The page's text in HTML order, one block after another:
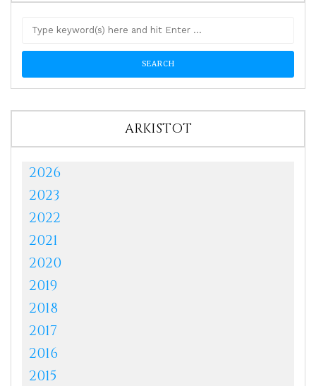
ARKISTOT
2026
2023
2022
2021
2020
2019
2018
2017
2016
2015